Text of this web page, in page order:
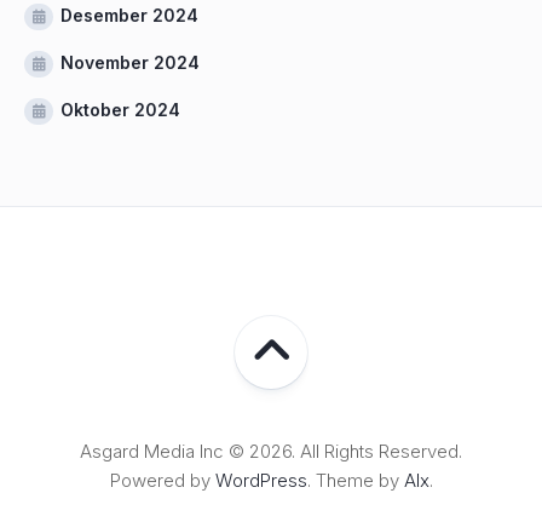
Desember 2024
November 2024
Oktober 2024
Asgard Media Inc © 2026. All Rights Reserved.
Powered by WordPress. Theme by Alx.